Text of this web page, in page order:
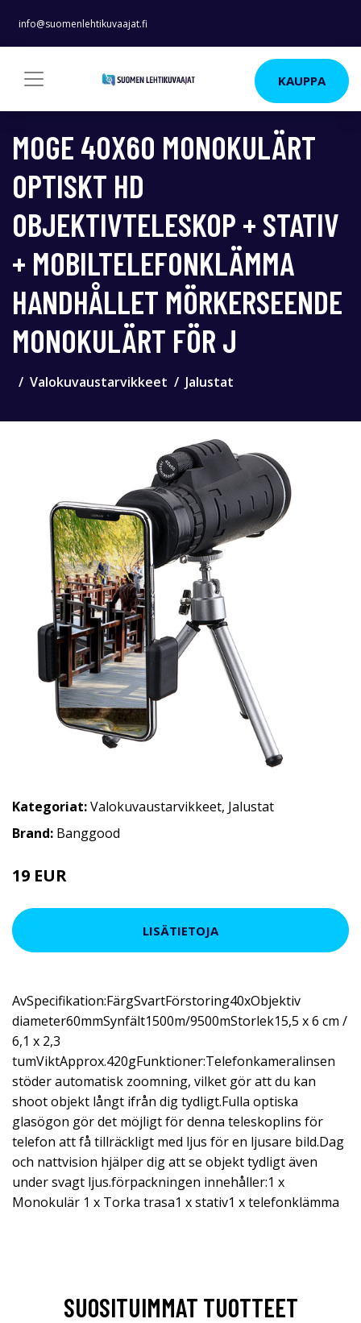
info@suomenlehtikuvaajat.fi
KAUPPA
MOGE 40X60 MONOKULÄRT
OPTISKT HD
OBJEKTIVTELESKOP + STATIV
+ MOBILTELEFONKLÄMMA
HANDHÅLLET MÖRKERSEENDE
MONOKULÄRT FÖR J
Valokuvaustarvikkeet Jalustat
Kategoriat:Valokuvaustarvikkeet, Jalustat
Brand: Banggood
19 EUR
LISÄTIETOJA
AvSpecifikation:FärgSvartFörstoring40xObjektiv
diameter60mmSynfält1500m/9500mStorlek15,5 x 6 cm /
6,1 x 2,3
tumViktApprox.420gFunktioner:Telefonkameralinsen
stöder automatisk zoomning, vilket gör att du kan
shoot objekt långt ifrån dig tydligt.Fulla optiska
glasögon gör det möjligt för denna teleskoplins för
telefon att få tillräckligt med ljus för en ljusare bild.Dag
och nattvision hjälper dig att se objekt tydligt även
under svagt ljus.förpackningen innehåller:1 x
Monokulär 1 x Torka trasa1 x stativ1 x telefonklämma
SUOSITUIMMAT TUOTTEET